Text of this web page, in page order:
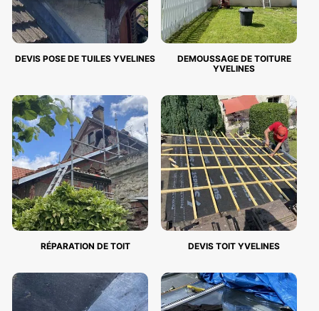
DEVIS POSE DE TUILES YVELINES
DEMOUSSAGE DE TOITURE
YVELINES
RÉPARATION DE TOIT DEVIS TOIT YVELINES